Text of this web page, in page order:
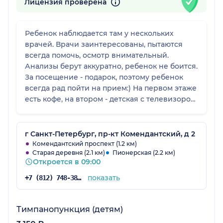
Ребенок наблюдается там у нескольких
врачей. Врачи заинтересованы, пытаются
всегда помочь, осмотр внимательный.
Анализы берут аккуратно, ребенок не боится.
За посещение - подарок, поэтому ребенок
всегда рад пойти на прием:) На первом этаже
есть кофе, на втором - детская с телевизором.
редко бывали задержки по времени.
г Санкт-Петербург, пр-кт Комендантский, д 2
Комендантский проспект (1.2 км)
Старая деревня (2.1 км)
Пионерская (2.2 км)
Откроется в 09:00
+7 (812) 748-38-87 показать
Тимпанопункция (детям)